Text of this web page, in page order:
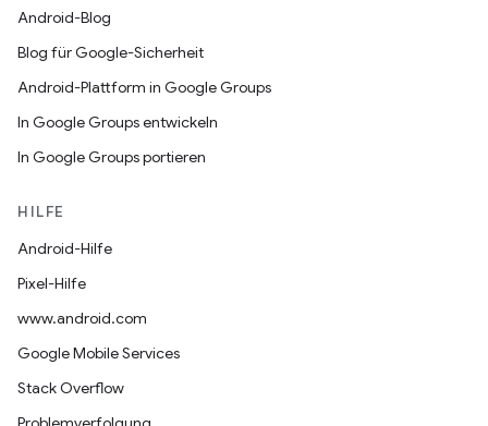
Android-Blog
Blog für Google-Sicherheit
Android-Plattform in Google Groups
In Google Groups entwickeln
In Google Groups portieren
HILFE
Android-Hilfe
Pixel-Hilfe
www.android.com
Google Mobile Services
Stack Overflow